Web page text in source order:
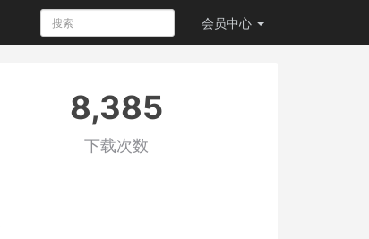
会员中心
8,385
下载次数